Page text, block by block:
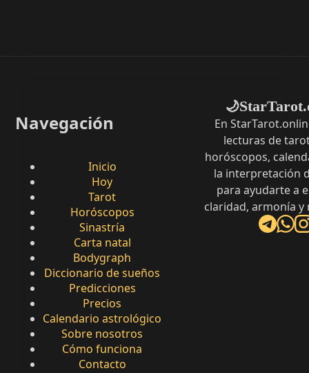
Navegación
Inicio
Hoy
Tarot
Horóscopos
Sinastría
Carta natal
Bodygraph
Diccionario de sueños
Predicciones
Precios
Calendario astrológico
Sobre nosotros
Cómo funciona
Contacto
🌙
En
lecturas de
horóscopos,
la interpretación
para ayudarte a
claridad, armonía y